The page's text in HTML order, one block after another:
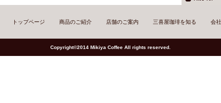
トップページ 商品のご紹介 店舗のご案内 三喜屋珈琲を知る 会
Copyright©2014 Mikiya Coffee All rights reserved.